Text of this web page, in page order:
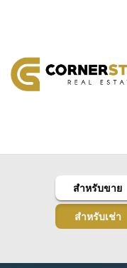
สำหรับขาย
สำหรับเช่า